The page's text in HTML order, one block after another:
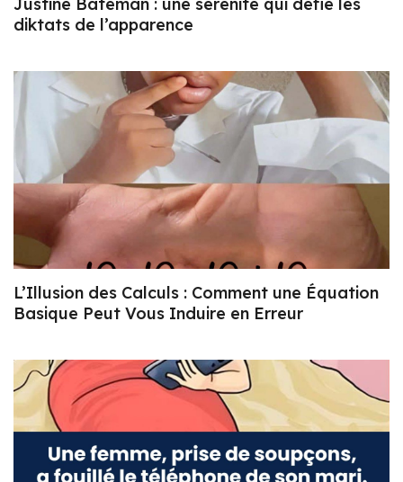
Justine Bateman : une sérénité qui défie les
diktats de l’apparence
L’Illusion des Calculs : Comment une Équation
Basique Peut Vous Induire en Erreur